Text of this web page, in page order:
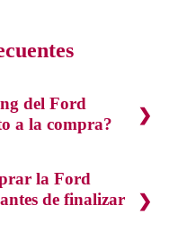
del Ford
a la compra?
la Ford
de finalizar